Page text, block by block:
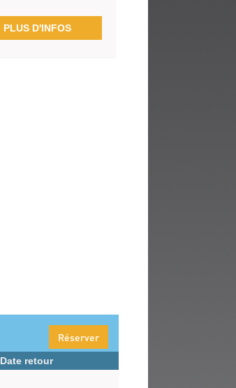
PLUS D'INFOS
Réserver
Date retour